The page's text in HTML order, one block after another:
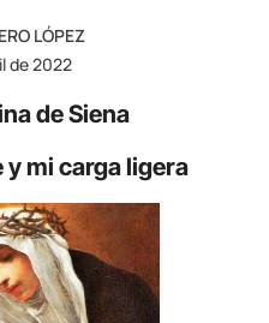
LÓPEZ
de 2022
de Siena
y mi carga ligera